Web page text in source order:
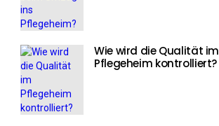
Wie wird die Qualität im
Pflegeheim kontrolliert?